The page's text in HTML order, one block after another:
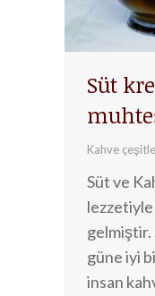
Süt
Kahve
Süt ve
lezzetiyle
gelmiştir.
güne iyi
insan